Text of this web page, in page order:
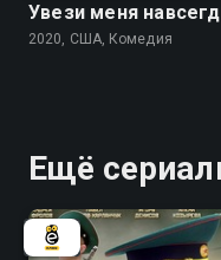
Увези меня
2020, США, Комедия
Ещё